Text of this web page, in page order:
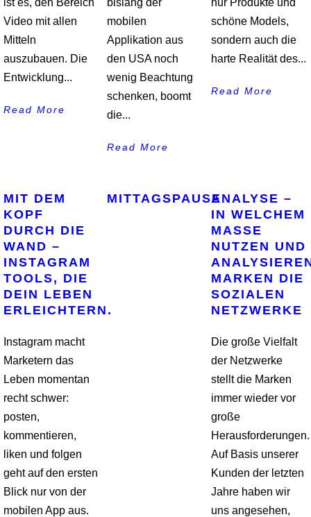
ist es, den Bereich
Video mit allen
Mitteln
auszubauen. Die
Entwicklung...
Read More
bislang der
mobilen
Applikation aus
den USA noch
wenig Beachtung
schenken, boomt
die...
Read More
nur Produkte und
schöne Models,
sondern auch die
harte Realität des...
Read More
MIT DEM
KOPF
DURCH DIE
WAND –
INSTAGRAM
TOOLS, DIE
DEIN LEBEN
ERLEICHTERN.
Instagram macht
Marketern das
Leben momentan
recht schwer:
posten,
kommentieren,
liken und folgen
geht auf den ersten
Blick nur von der
mobilen App aus.
MITTAGSPAUSEANALYSE –
IN WELCHEM
MASSE N
UTZEN UND A
NALYSIEREN
ARKEN DIE S
OZIALEN N
ETZWERKE
Die große Vielfalt
der Netzwerke
stellt die Marken
immer wieder vor
große
Herausforderungen.
Auf Basis unserer
Kunden der letzten
Jahre haben wir
uns angesehen,